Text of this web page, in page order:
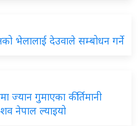
भेलालाई देउवाले सम्बोधन गर्ने
ज्यान गुमाएका कीर्तिमानी
नेपाल ल्याइयो